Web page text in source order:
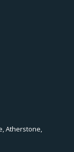
Atherstone,